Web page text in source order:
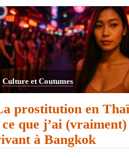
Culture et Coutumes
prostitution en
que j’ai
à Bangkok